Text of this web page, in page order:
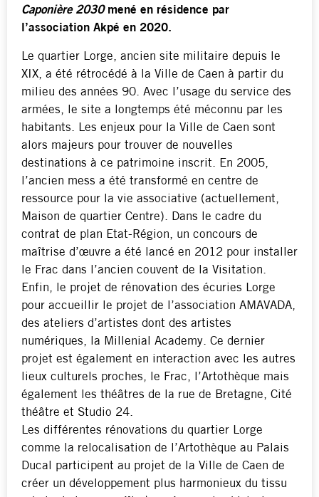
Caponière 2030mené en résidence par
l’association Akpé en 2020.
Le quartier Lorge, ancien site militaire depuis le
XIX, a été rétrocédé à la Ville de Caen à partir du
milieu des années 90. Avec l’usage du service des
armées, le site a longtemps été méconnu par les
habitants. Les enjeux pour la Ville de Caen sont
alors majeurs pour trouver de nouvelles
destinations à ce patrimoine inscrit. En 2005,
l’ancien mess a été transformé en centre de
ressource pour la vie associative (actuellement,
Maison de quartier Centre). Dans le cadre du
contrat de plan Etat-Région, un concours de
maîtrise d’œuvre a été lancé en 2012 pour installer
le Frac dans l’ancien couvent de la Visitation.
Enfin, le projet de rénovation des écuries Lorge
pour accueillir le projet de l’association AMAVADA,
des ateliers d’artistes dont des artistes
numériques, la Millenial Academy. Ce dernier
projet est également en interaction avec les autres
lieux culturels proches, le Frac, l’Artothèque mais
également les théâtres de la rue de Bretagne, Cité
théâtre et Studio 24.
Les différentes rénovations du quartier Lorge
comme la relocalisation de l’Artothèque au Palais
Ducal participent au projet de la Ville de Caen de
créer un développement plus harmonieux du tissu